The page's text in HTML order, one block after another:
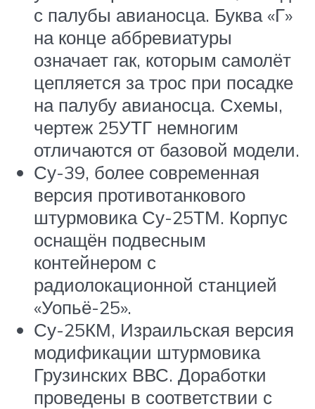
с палубы авианосца. Буква «Г»
на конце аббревиатуры
означает гак, которым самолёт
цепляется за трос при посадке
на палубу авианосца. Схемы,
чертеж 25УТГ немногим
отличаются от базовой модели.
Су-39, более современная
версия противотанкового
штурмовика Су-25ТМ. Корпус
оснащён подвесным
контейнером с
радиолокационной станцией
«Уопьё-25».
Су-25КМ, Израильская версия
модификации штурмовика
Грузинских ВВС. Доработки
проведены в соответствии с